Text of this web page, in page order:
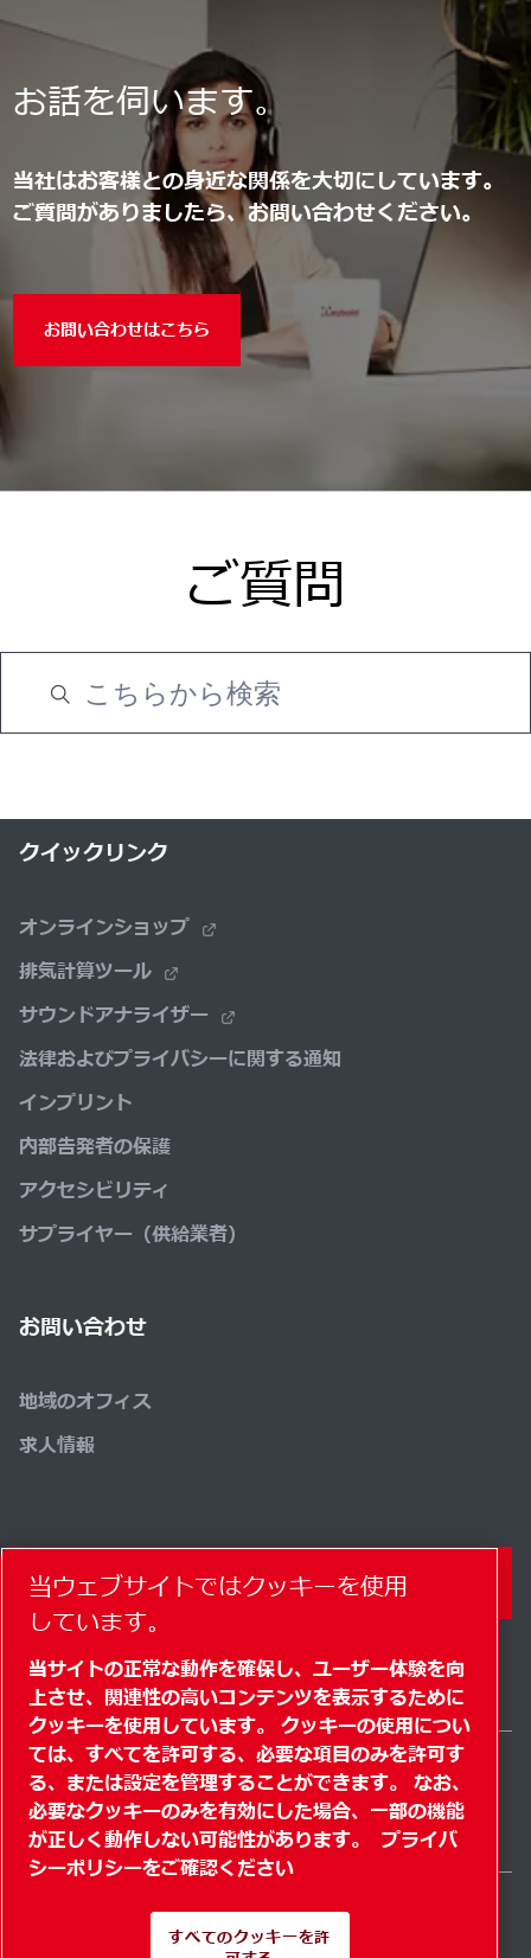
お話を伺います。
当社はお客様との身近な関係を大切にしています。
ご質問がありましたら、お問い合わせください。
お問い合わせはこちら
ご質問
クイックリンク
オンラインショップ
排気計算ツール
サウンドアナライザー
法律およびプライバシーに関する通知
インプリント
内部告発者の保護
アクセシビリティ
サプライヤー（供給業者）
お問い合わせ
地域のオフィス
求人情報
コンタクトフォーム
サイトマップ" クッキーを管理する"© 2026 著作権
Japan / JA
当ウェブサイトではクッキーを使用
しています。
当サイトの正常な動作を確保し、ユーザー体験を向
上させ、関連性の高いコンテンツを表示するために
クッキーを使用しています。 クッキーの使用につい
ては、すべてを許可する、必要な項目のみを許可す
る、または設定を管理することができます。 なお、
必要なクッキーのみを有効にした場合、一部の機能
が正しく動作しない可能性があります。
プライバ
シーポリシーをご確認ください
すべてのクッキーを許